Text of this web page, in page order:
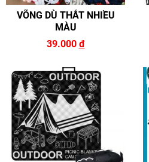
VÕNG DÙ THẮT NHIỀU
MÀU
39.000 đ